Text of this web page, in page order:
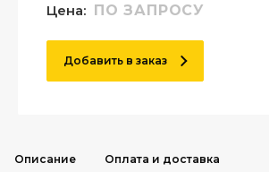
Цена: ПО ЗАПРОСУ
Добавить в заказ
Описание Оплата и доставка